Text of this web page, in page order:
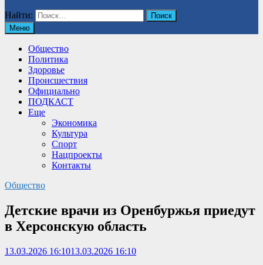
Найти:
Меню
Общество
Политика
Здоровье
Происшествия
Официально
ПОДКАСТ
Еще
Экономика
Культура
Спорт
Нацпроекты
Контакты
Общество
Детские врачи из Оренбуржья приедут
в Херсонскую область
13.03.2026 16:1013.03.2026 16:10